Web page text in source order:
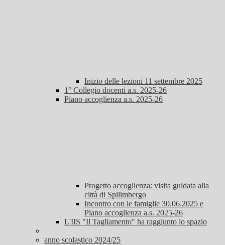
Inizio delle lezioni 11 settembre 2025
1° Collegio docenti a.s. 2025-26
Piano accoglienza a.s. 2025-26
Progetto accoglienza: visita guidata alla
città di Spilimbergo
Incontro con le famiglie 30.06.2025 e
Piano accoglienza a.s. 2025-26
L'IIS "Il Tagliamento" ha raggiunto lo spazio
anno scolastico 2024/25